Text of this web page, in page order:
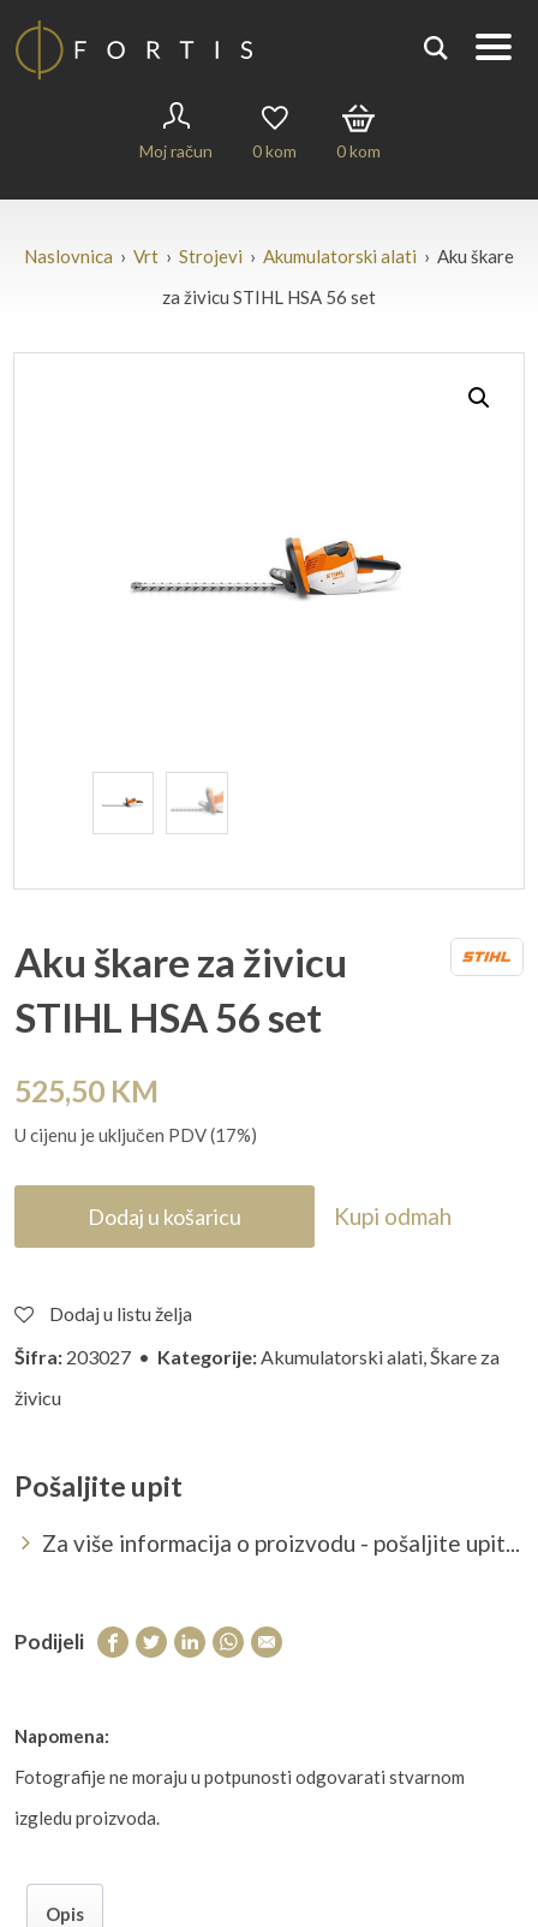
Moj račun 0kom 0kom
Naslovnica › Vrt › Strojevi › Akumulatorski alati › Aku škare
za živicu STIHL HSA 56 set
Aku škare za živicu
STIHL HSA 56 set
525,50 KM
U cijenu je uključen PDV (17%)
Dodaj u košaricu Kupi odmah
Dodaj u listu želja
Šifra: 203027 • Kategorije: Akumulatorski alati Škare za
živicu
Pošaljite upit
Za više informacija o proizvodu - pošaljite upit...
Podijeli
Napomena:
Fotografije ne moraju u potpunosti odgovarati stvarnom
izgledu proizvoda.
Opis